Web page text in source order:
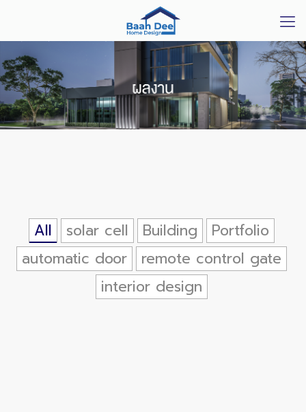
All solar cell Building
Portfolio
automatic door
remote control gate
interior design